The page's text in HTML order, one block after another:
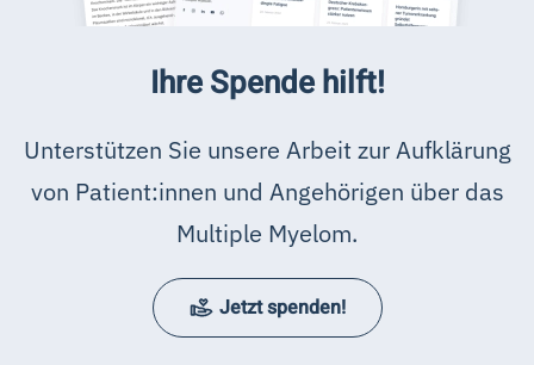
Ihre Spende hilft!
Unterstützen Sie unsere Arbeit zur Aufklärung
von Patient:innen und Angehörigen über das
Multiple Myelom.
Jetzt spenden!